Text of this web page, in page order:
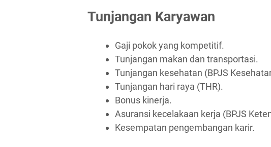
Tunjangan Karyawan
Gaji pokok yang kompetitif.
Tunjangan makan dan transportasi.
Tunjangan kesehatan (BPJS
Tunjangan hari raya (THR).
Bonus kinerja.
Asuransi kecelakaan kerja (BPJS
Kesempatan pengembangan karir.